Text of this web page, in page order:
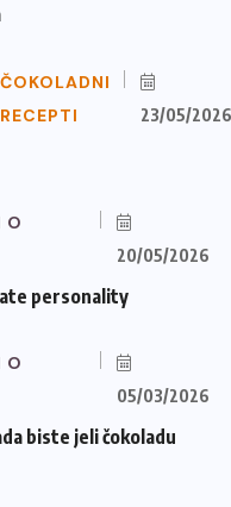
ČOKOLADNI
RECEPTI
23/05/2026
O
20/05/2026
personality
O
05/03/2026
biste jeli čokoladu